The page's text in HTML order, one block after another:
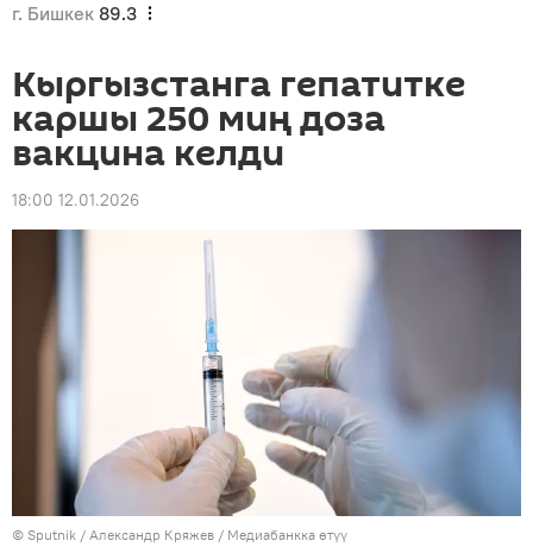
г. Бишкек 89.3
Кыргызстанга гепатитке
каршы 250 миң доза
вакцина келди
18:00 12.01.2026
© Sputnik / Александр Кряжев / Медиабанкка өтүү